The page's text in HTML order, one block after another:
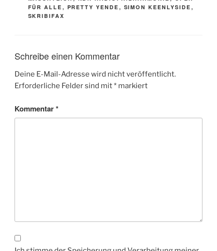
FÜR ALLE , PRETTY YENDE , SIMON KEENLYSIDE ,
SKRIBIFAX
Schreibe einen Kommentar
Deine E-Mail-Adresse wird nicht veröffentlicht.
Erforderliche Felder sind mit* markiert
Kommentar*